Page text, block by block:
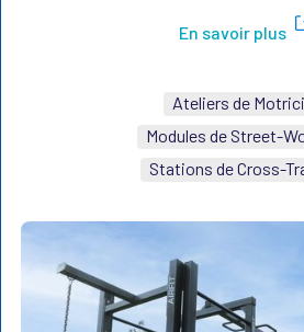
En savoir plus
Ateliers de
Modules de Street-
Stations de Cross-